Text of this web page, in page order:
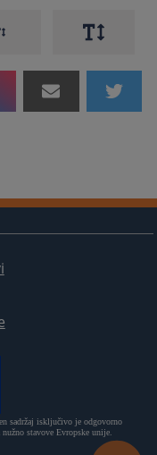
sadržaj isključivo je odgovorno
stavove Evropske unije.